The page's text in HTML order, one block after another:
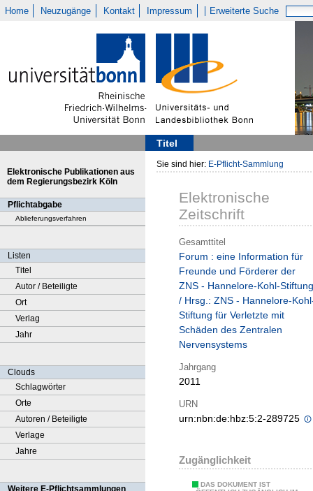
Home Neuzugänge Kontakt Impressum Erweiterte Suche
Titel
Elektronische Publikationen aus
dem Regierungsbezirk Köln
Pflichtabgabe
Ablieferungsverfahren
Listen
Titel
Autor / Beteiligte
Ort
Verlag
Jahr
Clouds
Schlagwörter
Orte
Autoren / Beteiligte
Verlage
Jahre
Weitere E-Pflichtsammlungen
Sie sind hier: E-Pflicht-Sammlung
Elektronische
Zeitschrift
Gesamttitel
Forum : eine Information für
Freunde und Förderer der
ZNS - Hannelore-Kohl-Stiftung
/ Hrsg.: ZNS - Hannelore-
Stiftung für Verletzte mit
Schäden des Zentralen
Nervensystems
Jahrgang
2011
URN
urn:nbn:de:hbz:5:2-289725
Zugänglichkeit
DAS DOKUMENT IST